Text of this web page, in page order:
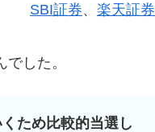
SBI証券、 楽天証券
した。
ため比較的当選し